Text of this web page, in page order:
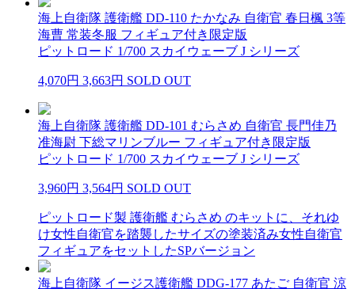
海上自衛隊 護衛艦 DD-110 たかなみ 自衛官 春日楓 3等
海曹 常装冬服 フィギュア付き限定版
ピットロード 1/700 スカイウェーブ J シリーズ
4,070円 3,663円 SOLD OUT
海上自衛隊 護衛艦 DD-101 むらさめ 自衛官 長門佳乃
准海尉 下総マリンブルー フィギュア付き限定版
ピットロード 1/700 スカイウェーブ J シリーズ
3,960円 3,564円 SOLD OUT
ピットロード製 護衛艦 むらさめ のキットに、それゆ
け女性自衛官を踏襲したサイズの塗装済み女性自衛官
フィギュアをセットしたSPバージョン
海上自衛隊 イージス護衛艦 DDG-177 あたご 自衛官 涼